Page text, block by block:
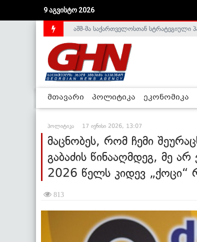
9 აგვისტო 2026
საქართველოს დე-ფაქტო მთავრობა
აშშ-მა საქართველოსთან სტრატეგიული
მთავარი პოლიტიკა ეკონომიკა
პოლიტიკა 17 ივნისი 2026, 13:07
მაცნობეს, რომ ჩემი
გაბაძის წინააღმდეგ, მე არ
2026 წელს კიდევ
813